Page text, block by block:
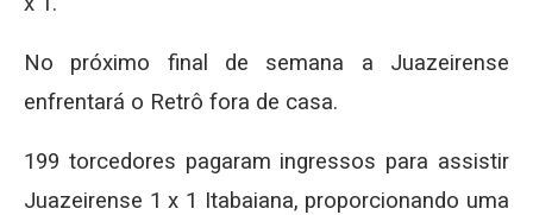
No próximo final de semana a Juazeirense
enfrentará o Retrô fora de casa.
199 torcedores pagaram ingressos para assistir
Juazeirense 1 x 1 Itabaiana, proporcionando uma